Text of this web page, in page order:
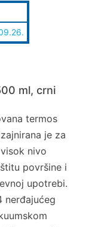
ml, crni
termos
je za
nivo
površine i
upotrebi.
nerđajućeg